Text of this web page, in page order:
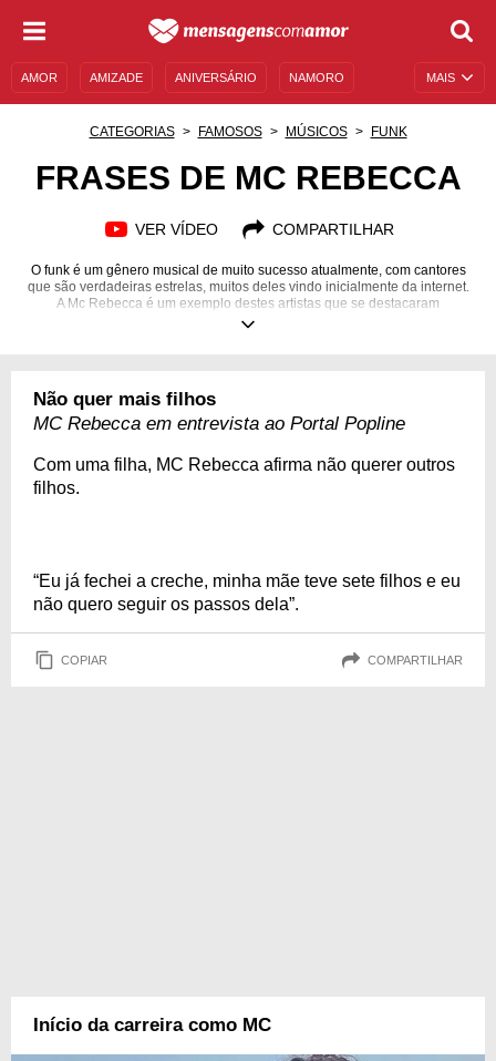
MAIS
AMOR AMIZADE ANIVERSÁRIO NAMORO
CATEGORIAS FAMOSOS MÚSICOS FUNK
FRASES DE MC REBECCA
VER VÍDEO COMPARTILHAR
O funk é um gênero musical de muito sucesso atualmente, com cantores
que são verdadeiras estrelas, muitos deles vindo inicialmente da internet.
A Mc Rebecca é um exemplo destes artistas que se destacaram
inicialmente no ambiente digital. A jovem cantora carioca (ela tem apenas
cantora, confira nossa seleção especial!
Não quer mais filhos
MC Rebecca em entrevista ao Portal Popline
Com uma filha, MC Rebecca afirma não querer outros
filhos.
“Eu já fechei a creche, minha mãe teve sete filhos e eu
não quero seguir os passos dela”.
COPIAR COMPARTILHAR
Início da carreira como MC